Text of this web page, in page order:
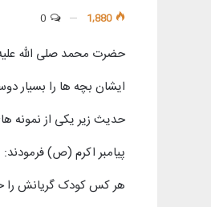
1,880
حضرت محمد صلی الله
ایشان بچه ها را بسیار
حدیث زیر یکی از نمونه
پیامبر اکرم (ص) فرمودند:
هر كس كودک گريانش را